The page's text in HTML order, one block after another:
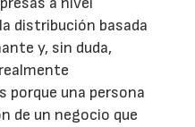
distribución basada
y, sin duda,
una persona
de un negocio que